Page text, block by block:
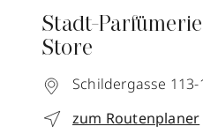
Stadt-
Store
Schildergasse 113-
zum Routenplaner